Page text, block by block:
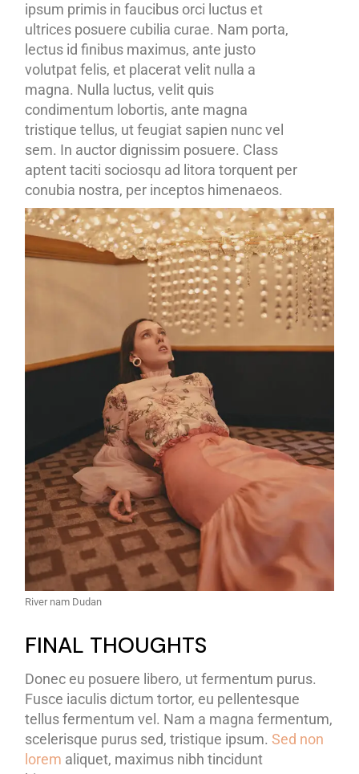
ipsum primis in faucibus orci luctus et
ultrices posuere cubilia curae. Nam porta,
lectus id finibus maximus, ante justo
volutpat felis, et placerat velit nulla a
magna. Nulla luctus, velit quis
condimentum lobortis, ante magna
tristique tellus, ut feugiat sapien nunc vel
sem. In auctor dignissim posuere. Class
aptent taciti sociosqu ad litora torquent per
conubia nostra, per inceptos himenaeos.
River nam Dudan
FINAL THOUGHTS
Donec eu posuere libero, ut fermentum purus.
Fusce iaculis dictum tortor, eu pellentesque
tellus fermentum vel. Nam a magna fermentum,
scelerisque purus sed, tristique ipsum.Sed non
lorem aliquet, maximus nibh tincidunt